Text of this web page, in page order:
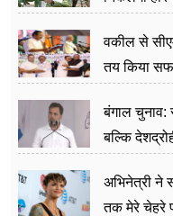
वकील से
तय किया
बंगाल चुनाव:
बल्कि
अभिनेत्री ने
तक मेरे चेहरे